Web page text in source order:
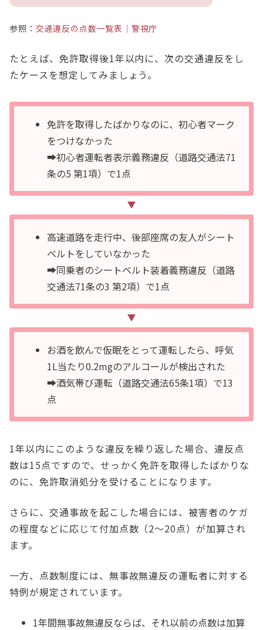
参照： 交通違反の点数一覧表｜警視庁
たとえば、免許取得後1年以内に、次の交通違反をし
たケースを想定してみましょう。
免許を取得したばかりなのに、初心者マーク
をつけなかった
➡初心者運転者表示義務違反（道路交通法71
条の5 第1項）で1点
高速道路を走行中、後部座席の友人がシート
ベルトをしていなかった
➡同乗者のシートベルト装着義務違反（道路
交通法71条の3 第2項）で1点
お酒を飲んで仮眠をとって運転したら、呼気
1L当たり0.2mgのアルコールが検出された
➡酒気帯び運転（道路交通法65条1項）で13
点
1年以内にこのような違反を繰り返した場合、違反点
数は15点ですので、せっかく免許を取得したばかりな
のに、免許取消処分を受けることになります。
さらに、交通事故を起こした場合には、被害者のケガ
の程度などに応じて付加点数（2～20点）が加算され
ます。
一方、点数制度には、無事故無違反の運転者に対する
特例が規定されています。
1年間無事故無違反ならば、それ以前の点数は加算